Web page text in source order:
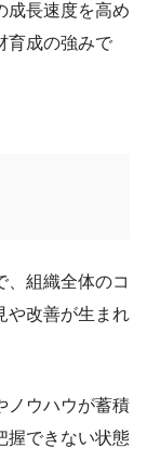
成長速度を高め
育成の強みで
、組織全体のコ
や改善が生まれ
ノウハウが蓄積
握できない状態